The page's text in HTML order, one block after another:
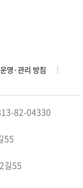
영·관리 방침
82-04330
55
길55